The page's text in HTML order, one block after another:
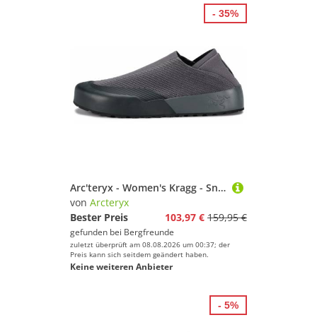
Arc'teryx - Women's Kragg - Sneaker Gr 42 2/3 grau
von Arcteryx
Bester Preis
103,97 € 159,95 €
gefunden bei Bergfreunde
zuletzt überprüft am 08.08.2026 um 00:37; der
Preis kann sich seitdem geändert haben.
Keine weiteren Anbieter
- 35%
- 5%